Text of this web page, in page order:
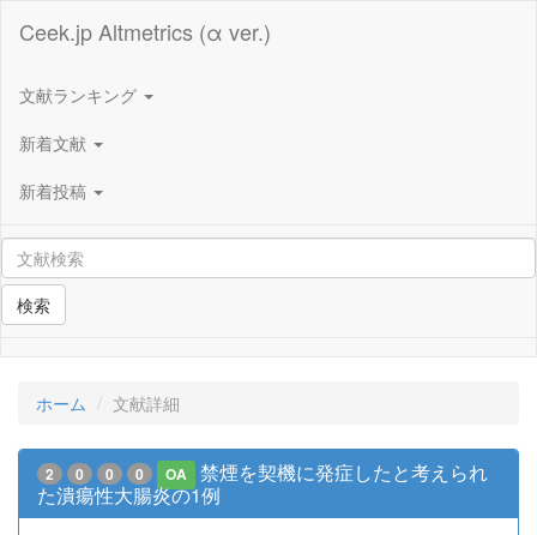
Ceek.jp Altmetrics (α ver.)
文献ランキング
新着文献
新着投稿
検索
ホーム 文献詳細
2 0 0 0 OA
禁煙を契機に発症したと考えられ
た潰瘍性大腸炎の1例